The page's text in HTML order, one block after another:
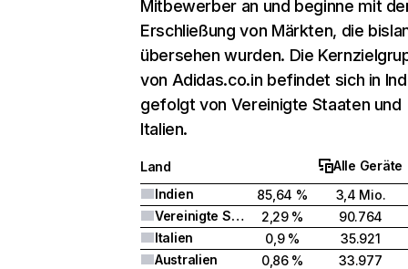
Mitbewerber an und beginne mit
Erschließung von Märkten, die
übersehen wurden. Die
von Adidas.co.in befindet sich in
gefolgt von Vereinigte Staaten und
Italien.
Land
Alle Geräte
Indien
85,64 %
3,4 Mio.
Vereinigte Staaten
2,29 %
90.764
Italien
0,9 %
35.921
Australien
0,86 %
33.977